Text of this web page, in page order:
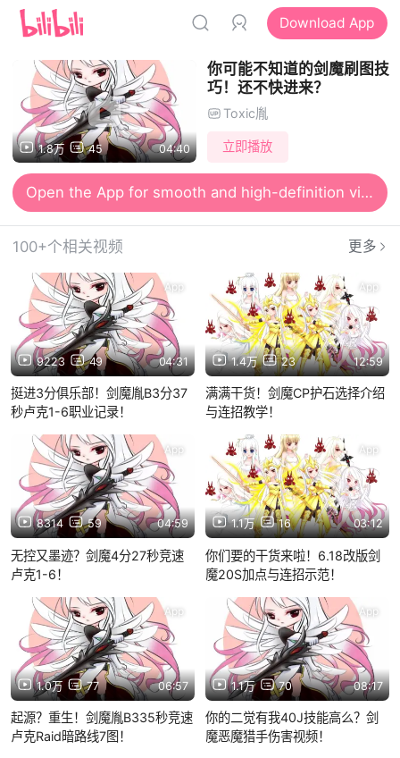
Download App
1.8万 45 04:40
你可能不知道的剑魔刷图技
巧！还不快进来？
Toxic胤
立即播放
Open the App for smooth and high-definition viewing
100+个相关视频 更多
9223 49 04:31
App
挺进3分俱乐部！剑魔胤B3分37
秒卢克1-6职业记录！
1.4万 23 12:59
App
满满干货！剑魔CP护石选择介绍
与连招教学！
8314 59 04:59
App
无控又墨迹？剑魔4分27秒竞速
卢克1-6！
1.1万 16 03:12
App
你们要的干货来啦！6.18改版剑
魔20S加点与连招示范！
1.0万 77 06:57
App
起源？重生！剑魔胤B335秒竞速
卢克Raid暗路线7图！
1.1万 70 08:17
App
你的二觉有我40J技能高么？剑
魔恶魔猎手伤害视频！